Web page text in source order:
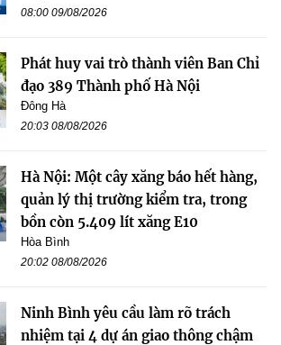
08:00 09/08/2026
Phát huy vai trò thành viên Ban Chỉ
đạo 389 Thành phố Hà Nội
Đông Hà
20:03 08/08/2026
Hà Nội: Một cây xăng báo hết hàng,
quản lý thị trường kiểm tra, trong
bồn còn 5.409 lít xăng E10
Hòa Bình
20:02 08/08/2026
Ninh Bình yêu cầu làm rõ trách
nhiệm tại 4 dự án giao thông chậm